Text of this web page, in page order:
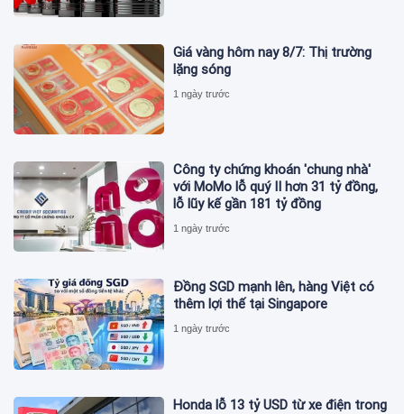
Giá vàng hôm nay 8/7: Thị trường
lặng sóng
1 ngày trước
Công ty chứng khoán 'chung nhà'
với MoMo lỗ quý II hơn 31 tỷ đồng,
lỗ lũy kế gần 181 tỷ đồng
1 ngày trước
Đồng SGD mạnh lên, hàng Việt có
thêm lợi thế tại Singapore
1 ngày trước
Honda lỗ 13 tỷ USD từ xe điện trong